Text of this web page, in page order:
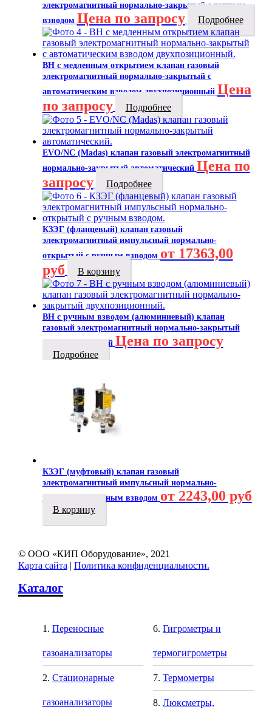
электромагнитный нормально-закрытый с ручным
взводом Цена по запросу Подробнее
ВН с медленным открытием клапан газовый
электромагнитный нормально-закрытый с
автоматическим взводом двухпозиционный Цена
по запросу
Подробнее
EVO/NC (Madas) клапан газовый электромагнитный
нормально-закрытый автоматический Цена по
запросу
Подробнее
КЗЭГ (фланцевый) клапан газовый
электромагнитный импульсный нормально-
открытый с ручным взводом от 17363,00
руб
В корзину
ВН с ручным взводом (алюминиевый) клапан
газовый электромагнитный нормально-закрытый
двухпозиционный Цена по запросу
Подробнее
КЗЭГ (муфтовый) клапан газовый
электромагнитный импульсный нормально-
открытый с ручным взводом от 2243,00 руб
В корзину
© ООО «КИП Оборудование», 2021
Карта сайта | Политика конфиденциальности.
Каталог
Переносные
газоанализаторы
Стационарные
газоанализаторы
Гигрометры и
термогигрометры
Термометры
Люксметры,